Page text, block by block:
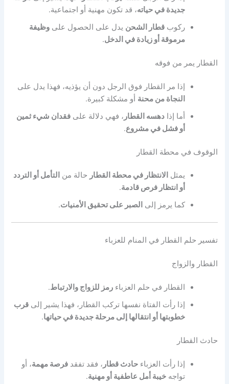
جديدة في حياته، قد تكون مهنية أو اجتماعية.
ركوبقطار الشحن يدل على الحصول علىوظيفة
مرموقة أو زيادة في الدخل.
القطار يمر من فوقه
إذا مر القطار فوق الرجل دون أن يؤذيه، فهذا يدل على
النجاة من محنة أو مشكلة كبيرة.
أما إذادهسه القطار ، فهي دلالة علىفقدان شيء ثمين
أو فشل في مشروع.
الوقوف في محطة القطار
يمثل الانتظار في محطة القطار حالة من التأمل أو التردد
أو انتظار فرص قادمة.
كما يرمز إلى الصبر على تحقيق الأمنيات.
تفسير حلم القطار في المنام للعزباء
القطار والزواج
القطار في حلم العزباءرمز للزواج والارتباط.
إذا رأت الفتاة نفسها تركب القطار، فهذا يشير إلىقرب
خطوبتها أو انتقالها إلى مرحلة جديدة في حياتها.
حادث القطار
إذا رأت العزباءحادث قطار ، فقد تفقدفرصة مهمة، أو
تواجهخيبة أمل عاطفية أو مهنية.